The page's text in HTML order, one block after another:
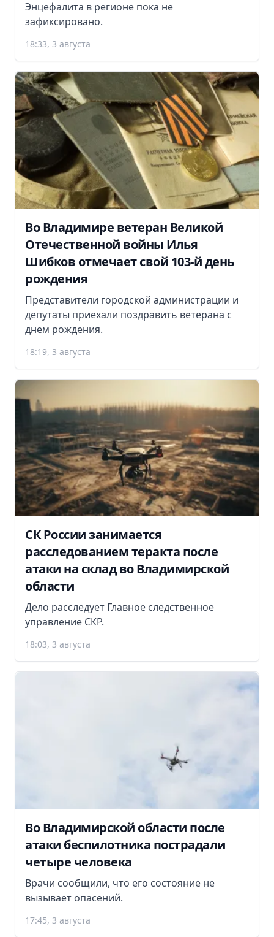
Энцефалита в регионе пока не
зафиксировано.
18:33, 3 августа
Во Владимире ветеран Великой
Отечественной войны Илья
Шибков отмечает свой 103-й день
рождения
Представители городской администрации и
депутаты приехали поздравить ветерана с
днем рождения.
18:19, 3 августа
СК России занимается
расследованием теракта после
атаки на склад во Владимирской
области
Дело расследует Главное следственное
управление СКР.
18:03, 3 августа
Во Владимирской области после
атаки беспилотника пострадали
четыре человека
Врачи сообщили, что его состояние не
вызывает опасений.
17:45, 3 августа